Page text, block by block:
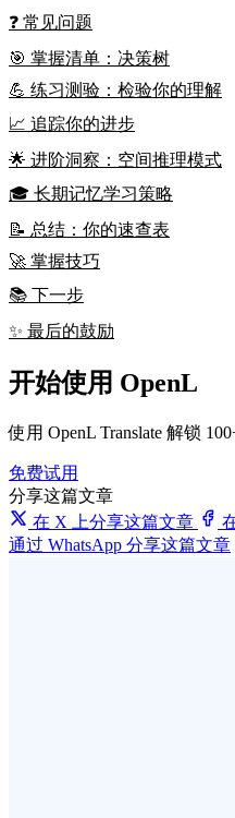
❓ 常见问题
🎯 掌握清单：决策树
💪 练习测验：检验你的理解
📈 追踪你的进步
🌟 进阶洞察：空间推理模式
🎓 长期记忆学习策略
📝 总结：你的速查表
🚀 掌握技巧
📚 下一步
✨ 最后的鼓励
开始使用 OpenL
使用 OpenL Translate 解锁
免费试用
分享这篇文章
在 X 上分享这篇文章
通过 WhatsApp 分享这篇文章